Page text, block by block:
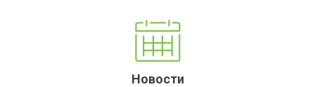
Новости